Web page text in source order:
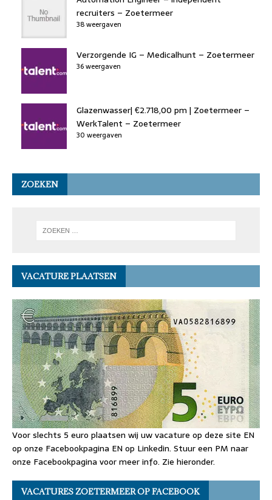
recruiters – Zoetermeer
38 weergaven
Verzorgende IG – Medicalhunt – Zoetermeer
36 weergaven
Glazenwasser| €2.718,00 pm | Zoetermeer –
WerkTalent – Zoetermeer
30 weergaven
ZOEKEN
VACATURE PLAATSEN
Voor slechts 5 euro plaatsen wij uw vacature op deze site EN
op onze Facebookpagina EN op Linkedin. Stuur een PM naar
onze Facebookpagina voor meer info. Zie hieronder.
VACATURES ZOETERMEER OP FACEBOOK